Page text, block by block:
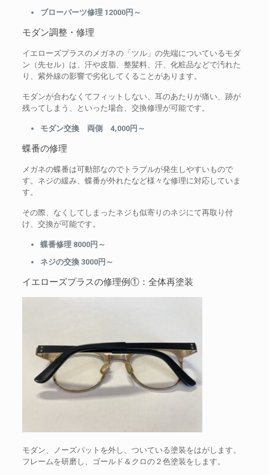
ブローパーツ修理 12000円～
モダン調整・修理
イエローズプラスのメガネの「ツル」の先端についているモダ
ン（先セル）は、汗や皮脂、整髪料、汗、化粧品などで汚れた
り、紫外線の影響で劣化してくることがあります。
モダンが合わなくてフィットしない、耳のあたりが痛い、跡が
残ってしまう、といった場合、交換修理が可能です。
モダン交換 両側 4,000円～
蝶番の修理
メガネの蝶番は可動部なのでトラブルが発生しやすいもので
す。ネジの緩み、蝶番が外れたなど様々な修理に対応していま
す。
その際、なくしてしまったネジも似寄りのネジにて再取り付
け、交換が可能です。
蝶番修理 8000円～
ネジの交換 3000円～
イエローズプラスの修理例①：全体再塗装
モダン、ノーズパットを外し、ついている塗装をはがします。
フレームを研磨し、ゴールド＆クロの２色塗装をします。